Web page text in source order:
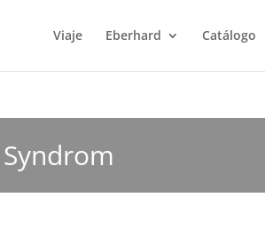
Viaje Eberhard Catálogo